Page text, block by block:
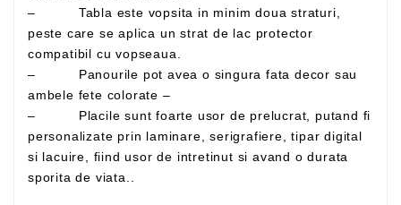
– Tabla este vopsita in minim doua straturi,
peste care se aplica un strat de lac protector
compatibil cu vopseaua.
– Panourile pot avea o singura fata decor sau
ambele fete colorate –
– Placile sunt foarte usor de prelucrat, putand fi
personalizate prin laminare, serigrafiere, tipar digital
si lacuire, fiind usor de intretinut si avand o durata
sporita de viata..